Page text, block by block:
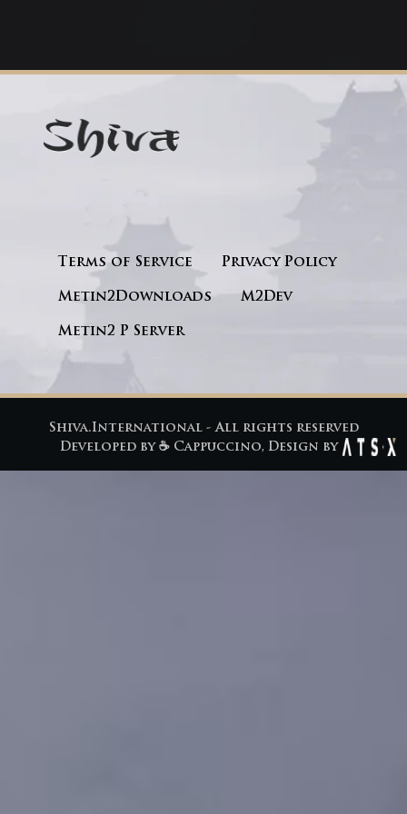
Terms of Service Privacy Policy
Metin2Downloads M2Dev
Metin2 P Server
Shiva.International - All rights reserved
Developed by ☕ Cappuccino, Design by